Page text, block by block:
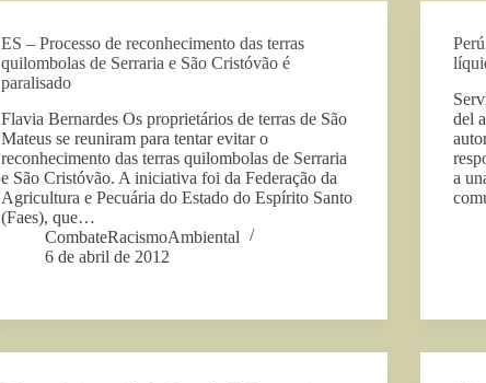
ES – Processo de reconhecimento das terras
quilombolas de Serraria e São Cristóvão é
paralisado
Flavia Bernardes Os proprietários de terras de São
Mateus se reuniram para tentar evitar o
reconhecimento das terras quilombolas de Serraria
e São Cristóvão. A iniciativa foi da Federação da
Agricultura e Pecuária do Estado do Espírito Santo
(Faes), que…
CombateRacismoAmbiental
6 de abril de 2012
del
a